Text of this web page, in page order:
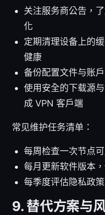
关注服务商公告，
化
定期清理设备上的
健康
备份配置文件与账
使用安全的下载源
成 VPN 客户端
常见维护任务清单：
每周检查一次节点
每月更新软件版本
每季度评估隐私政
9. 替代方案与